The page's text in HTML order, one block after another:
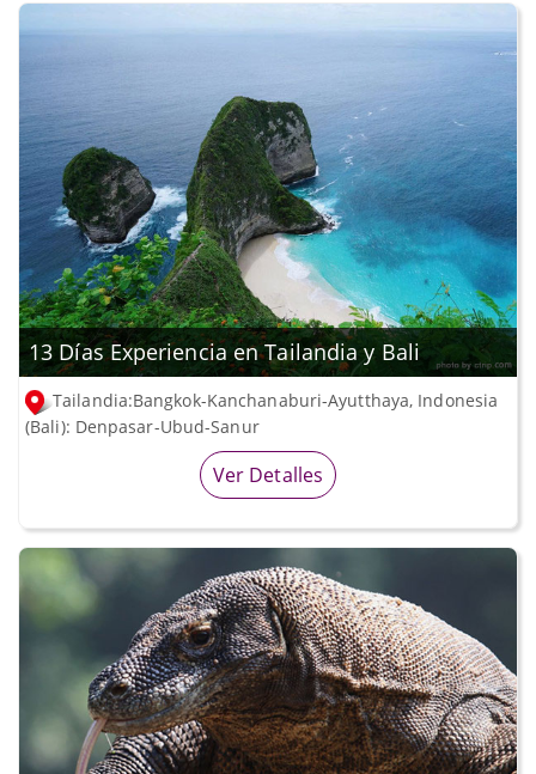
13 Días Experiencia en Tailandia y Bali
Tailandia:Bangkok-Kanchanaburi-Ayutthaya, Indonesia
(Bali): Denpasar-Ubud-Sanur
Ver Detalles